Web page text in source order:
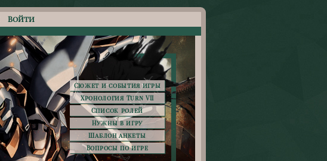
Сюжет и события игры
Хронология Turn VII
Список ролей
Нужны в игру
Шаблон анкеты
Вопросы по игре
Войти